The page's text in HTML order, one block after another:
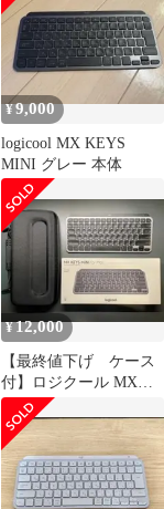
¥9,000
logicool MX KEYS
MINI グレー 本体
¥12,000
【最終値下げ ケース
付】ロジクール MX
KEYS mini for Mac